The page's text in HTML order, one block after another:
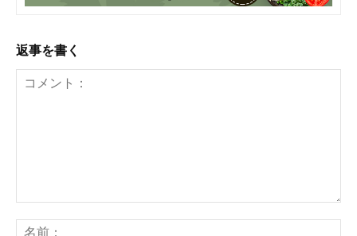
返事を書く